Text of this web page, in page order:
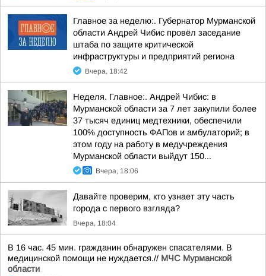
Главное за неделю:. Губернатор Мурманской
области Андрей Чибис провёл заседание
штаба по защите критической
инфраструктуры и предприятий региона
Вчера, 18:42
Неделя. Главное:. Андрей Чибис: в
Мурманской области за 7 лет закупили более
37 тысяч единиц медтехники, обеспечили
100% доступность ФАПов и амбулаторий; в
этом году на работу в медучреждения
Мурманской области выйдут 150...
Вчера, 18:06
Давайте проверим, кто узнает эту часть
города с первого взгляда?
Вчера, 18:04
В 16 час. 45 мин. гражданин обнаружен спасателями. В
медицинской помощи не нуждается.// МЧС Мурманской
области